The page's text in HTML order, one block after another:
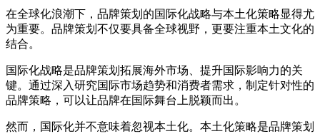
在全球化浪潮下，品牌策划的国际化战略与本土化策略显得尤
为重要。品牌策划不仅要具备全球视野，更要注重本土文化的
结合。
国际化战略是品牌策划拓展海外市场、提升国际影响力的关
键。通过深入研究国际市场趋势和消费者需求，制定针对性的
品牌策略，可以让品牌在国际舞台上脱颖而出。
然而，国际化并不意味着忽视本土化。本土化策略是品牌策划